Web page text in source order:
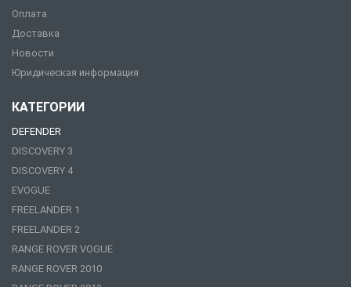
Оплата
Доставка
Новости
Юридическая информация
КАТЕГОРИИ
DEFENDER
DISCOVERY 3
DISCOVERY 4
EVOGUE
FREELANDER 1
FREELANDER 2
RANGE ROVER VOGUE
RANGE ROVER 2010